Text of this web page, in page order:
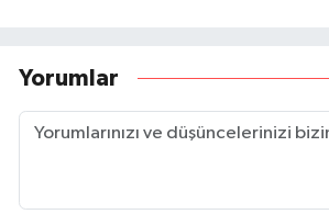
Yorumlar